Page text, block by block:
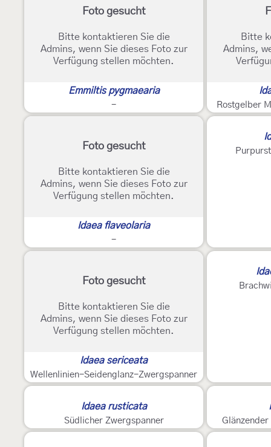
Foto gesucht
Bitte kontaktieren Sie die
Admins, wenn Sie dieses Foto zur
Verfügung stellen möchten.
Emmiltis pygmaearia
-
Bitte
Admins,
Rostgelber
Foto gesucht
Bitte kontaktieren Sie die
Admins, wenn Sie dieses Foto zur
Verfügung stellen möchten.
Idaea flaveolaria
-
Foto gesucht
Bitte kontaktieren Sie die
Admins, wenn Sie dieses Foto zur
Verfügung stellen möchten.
Idaea sericeata
Wellenlinien-Seidenglanz-Zwergspanner
Idaea rusticata
Südlicher Zwergspanner